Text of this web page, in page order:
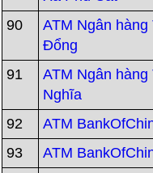
90
ATM Ngân
Đổng
91
ATM Ngân
Nghĩa
92 ATM
93
ATM